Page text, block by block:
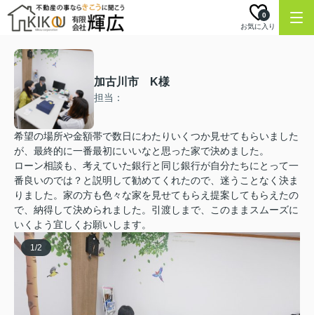
お気に入り
0
加古川市 K様
担当：
希望の場所や金額帯で数日にわたりいくつか見せてもらいました
が、最終的に一番最初にいいなと思った家で決めました。
ローン相談も、考えていた銀行と同じ銀行が自分たちにとって一
番良いのでは？と説明して勧めてくれたので、迷うことなく決ま
りました。家の方も色々な家を見せてもらえ提案してもらえたの
で、納得して決められました。引渡しまで、このままスムーズに
いくよう宜しくお願いします。
1/2